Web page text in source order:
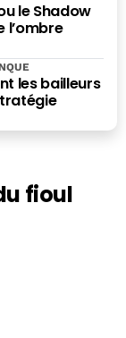
les
les bois ont-ils
Moment) ou
le Shadow
l’ombre
les bailleurs
fioul